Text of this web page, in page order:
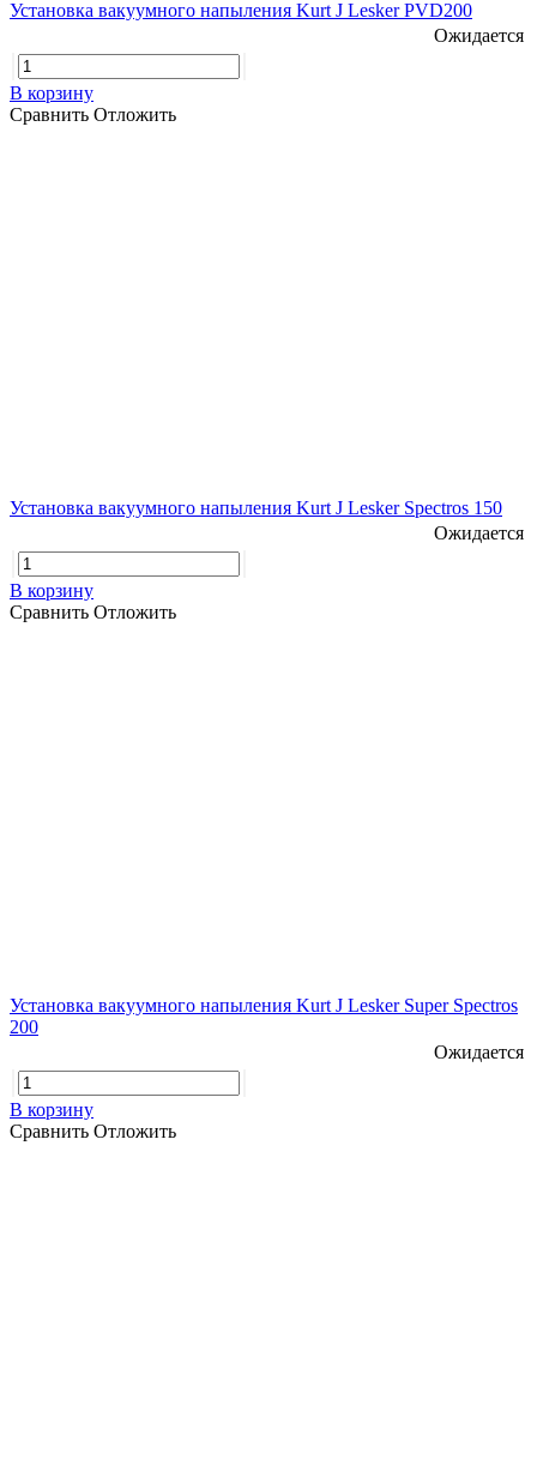
Установка вакуумного напыления Kurt J Lesker PVD200
Ожидается
В корзину
Сравнить Отложить
Установка вакуумного напыления Kurt J Lesker Spectros 150
Ожидается
В корзину
Сравнить Отложить
Установка вакуумного напыления Kurt J Lesker Super Spectros
200
Ожидается
В корзину
Сравнить Отложить